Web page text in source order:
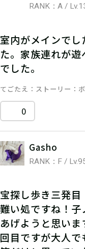
RANK：A /
室内がメインで
た。家族連れが
でした。
てごたえ ストーリー
0
Gasho
RANK：F /
宝探し歩き三発目
難い処ですね！子
あげようと思い
回目ですが大人